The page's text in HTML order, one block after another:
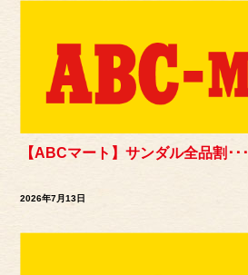
【ABCマート】サンダル全品割･･･
2026年7月13日